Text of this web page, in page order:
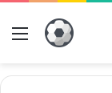
Menü